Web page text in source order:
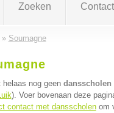
Zoeken Contact
» Soumagne
helaas nog geen dansscholen
). Voer bovenaan deze
contact met dansscholenom